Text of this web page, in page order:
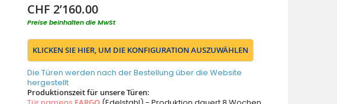
CHF 2’160.00
Preise beinhalten die MwSt
KLICKEN SIE HIER, UM DIE KONFIGURATION AUSZUWÄHLEN
Die Türen werden nach der Bestellung über die Website
hergestellt
Produktionszeit für unsere Türen: